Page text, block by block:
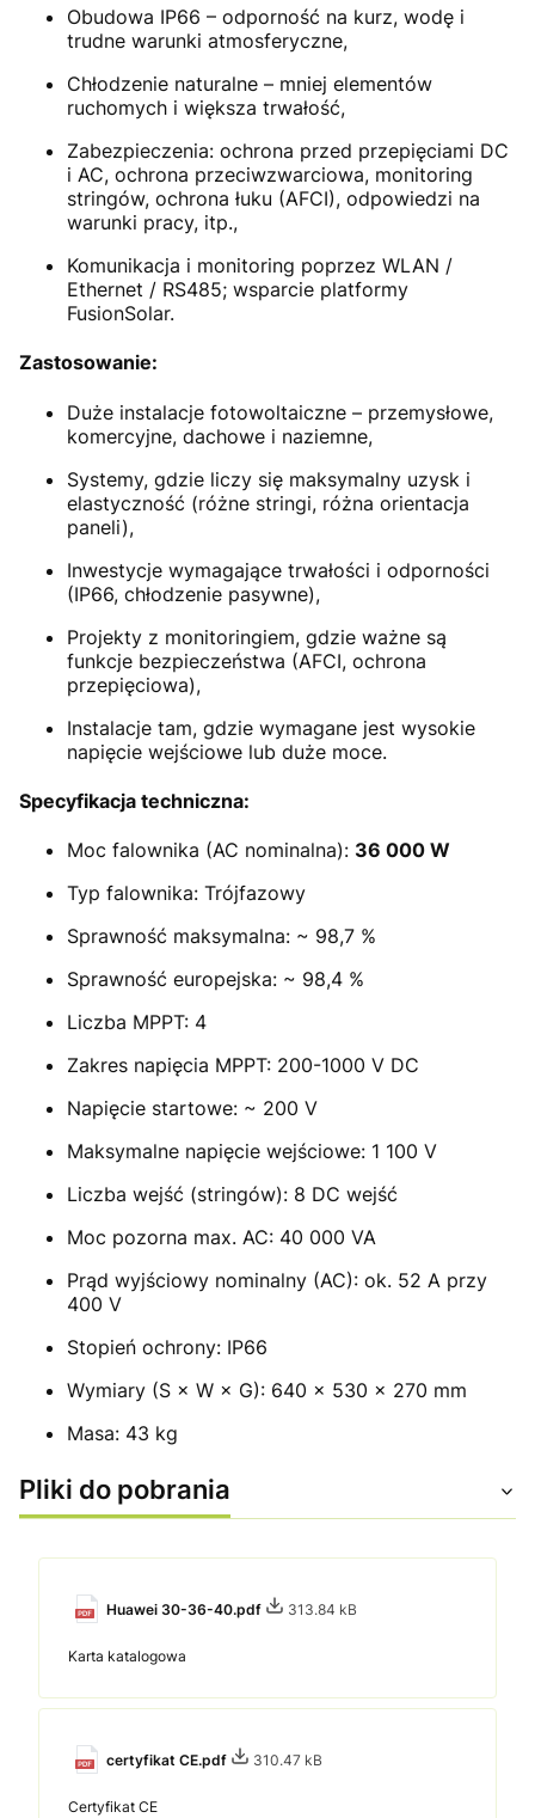
Obudowa IP66 – odporność na kurz, wodę i
trudne warunki atmosferyczne,
Chłodzenie naturalne – mniej elementów
ruchomych i większa trwałość,
Zabezpieczenia: ochrona przed przepięciami DC
i AC, ochrona przeciwzwarciowa, monitoring
stringów, ochrona łuku (AFCI), odpowiedzi na
warunki pracy, itp.,
Komunikacja i monitoring poprzez WLAN /
Ethernet / RS485; wsparcie platformy
FusionSolar.
Zastosowanie:
Duże instalacje fotowoltaiczne – przemysłowe,
komercyjne, dachowe i naziemne,
Systemy, gdzie liczy się maksymalny uzysk i
elastyczność (różne stringi, różna orientacja
paneli),
Inwestycje wymagające trwałości i odporności
(IP66, chłodzenie pasywne),
Projekty z monitoringiem, gdzie ważne są
funkcje bezpieczeństwa (AFCI, ochrona
przepięciowa),
Instalacje tam, gdzie wymagane jest wysokie
napięcie wejściowe lub duże moce.
Specyfikacja techniczna:
Moc falownika (AC nominalna): 36 000 W
Typ falownika: Trójfazowy
Sprawność maksymalna: ~ 98,7 %
Sprawność europejska: ~ 98,4 %
Liczba MPPT: 4
Zakres napięcia MPPT: 200-1000 V DC
Napięcie startowe: ~ 200 V
Maksymalne napięcie wejściowe: 1 100 V
Liczba wejść (stringów): 8 DC wejść
Moc pozorna max. AC: 40 000 VA
Prąd wyjściowy nominalny (AC): ok. 52 A przy
400 V
Stopień ochrony: IP66
Wymiary (S × W × G): 640 × 530 × 270 mm
Masa: 43 kg
Pliki do pobrania
Huawei 30-36-40.pdf 313.84 kB
Karta katalogowa
certyfikat CE.pdf 310.47 kB
Certyfikat CE